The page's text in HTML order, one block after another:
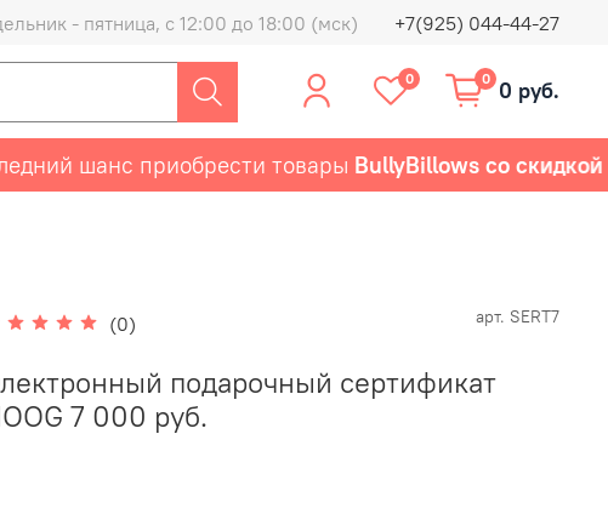
- пятница, с 12:00 до 18:00 (мск) +7(925) 044-44-27
0 0 0 руб.
шанс приобрести товарыBullyBillows со скидкой 50%
(0) арт. SERT7
подарочный сертификат
7 000 руб.